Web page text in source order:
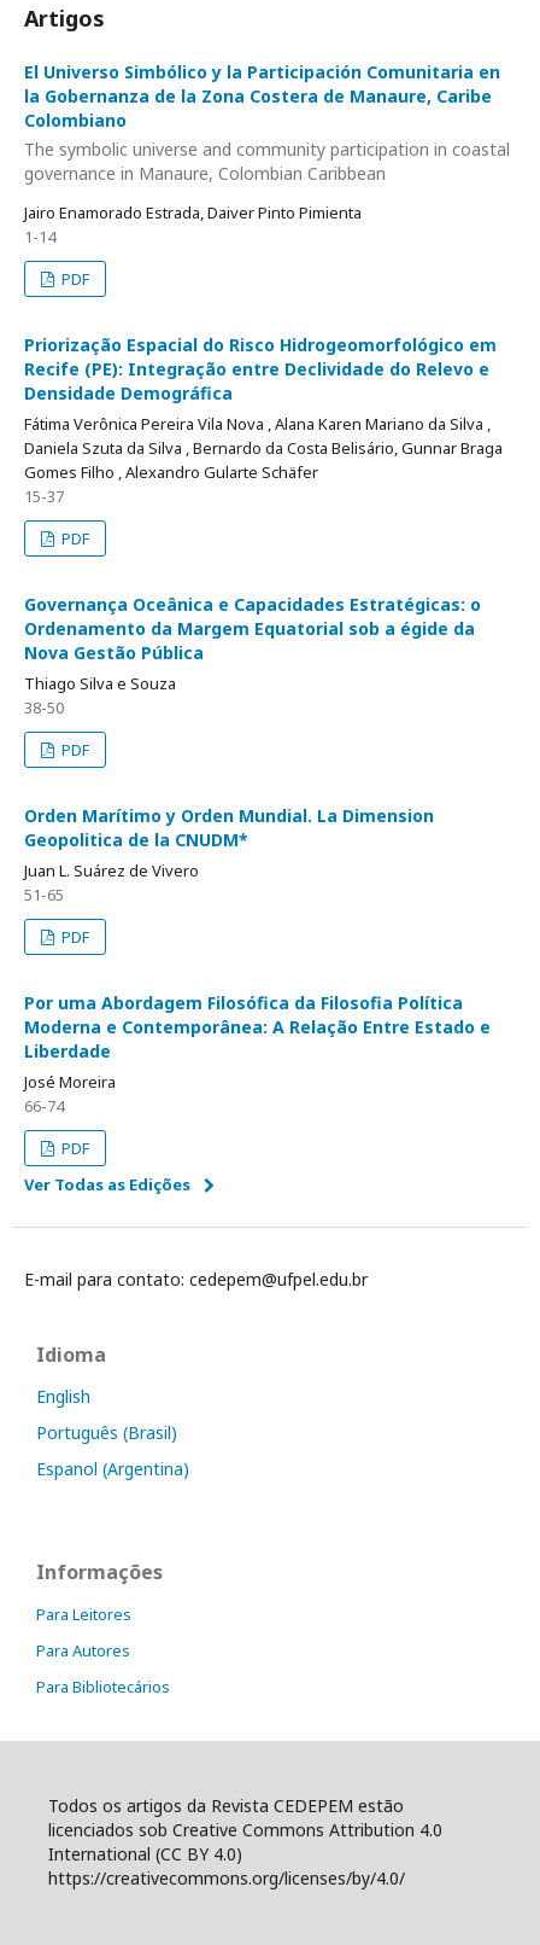
Artigos
El Universo Simbólico y la Participación Comunitaria en
la Gobernanza de la Zona Costera de Manaure, Caribe
Colombiano
The symbolic universe and community participation in coastal
governance in Manaure, Colombian Caribbean
Jairo Enamorado Estrada, Daiver Pinto Pimienta
1-14
PDF
Priorização Espacial do Risco Hidrogeomorfológico em
Recife (PE): Integração entre Declividade do Relevo e
Densidade Demográfica
Fátima Verônica Pereira Vila Nova , Alana Karen Mariano da Silva ,
Daniela Szuta da Silva , Bernardo da Costa Belisário, Gunnar Braga
Gomes Filho , Alexandro Gularte Schäfer
15-37
PDF
Governança Oceânica e Capacidades Estratégicas: o
Ordenamento da Margem Equatorial sob a égide da
Nova Gestão Pública
Thiago Silva e Souza
38-50
PDF
Orden Marítimo y Orden Mundial. La Dimension
Geopolitica de la CNUDM*
Juan L. Suárez de Vivero
51-65
PDF
Por uma Abordagem Filosófica da Filosofia Política
Moderna e Contemporânea: A Relação Entre Estado e
Liberdade
José Moreira
66-74
PDF
Ver Todas as Edições
E-mail para contato: cedepem@ufpel.edu.br
Idioma
English
Português (Brasil)
Espanol (Argentina)
Informações
Para Leitores
Para Autores
Para Bibliotecários
Todos os artigos da Revista CEDEPEM estão
licenciados sob Creative Commons Attribution 4.0
International (CC BY 4.0)
https://creativecommons.org/licenses/by/4.0/